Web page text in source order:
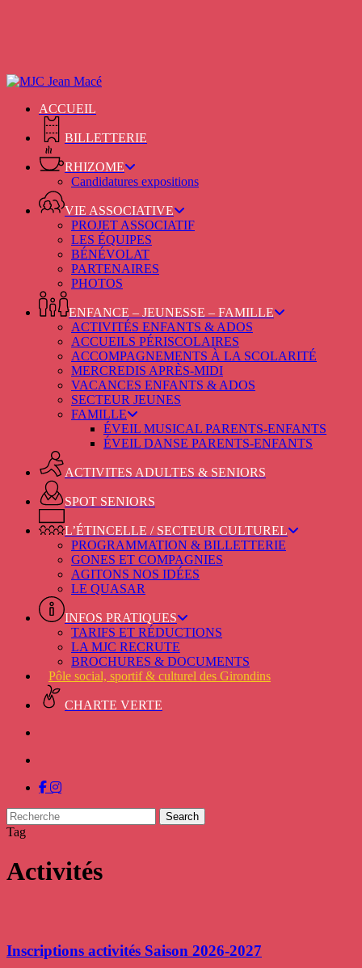
ACCUEIL
BILLETTERIE
RHIZOME
Candidatures expositions
VIE ASSOCIATIVE
PROJET ASSOCIATIF
LES ÉQUIPES
BÉNÉVOLAT
PARTENAIRES
PHOTOS
ENFANCE – JEUNESSE – FAMILLE
ACTIVITÉS ENFANTS & ADOS
ACCUEILS PÉRISCOLAIRES
ACCOMPAGNEMENTS À LA SCOLARITÉ
MERCREDIS APRÈS-MIDI
VACANCES ENFANTS & ADOS
SECTEUR JEUNES
FAMILLE
ÉVEIL MUSICAL PARENTS-ENFANTS
ÉVEIL DANSE PARENTS-ENFANTS
ACTIVITES ADULTES & SENIORS
SPOT SENIORS
L’ÉTINCELLE / SECTEUR CULTUREL
PROGRAMMATION & BILLETTERIE
GONES ET COMPAGNIES
AGITONS NOS IDÉES
LE QUASAR
INFOS PRATIQUES
TARIFS ET RÉDUCTIONS
LA MJC RECRUTE
BROCHURES & DOCUMENTS
Pôle social, sportif & culturel des Girondins
CHARTE VERTE
facebook
instagram
Search
Close
Tag
Activités
Inscriptions activités Saison 2026-2027